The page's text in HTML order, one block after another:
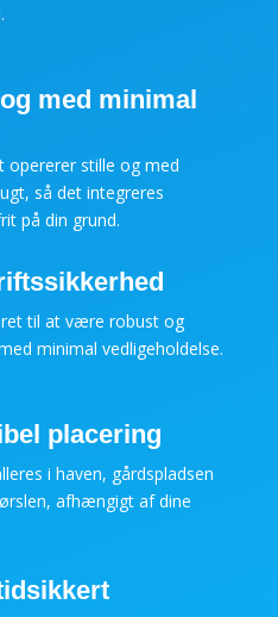
med minimal
opererer stille og med
så det integreres
på din grund.
til at være robust og
minimal vedligeholdelse.
placering
i haven, gårdspladsen
afhængigt af dine